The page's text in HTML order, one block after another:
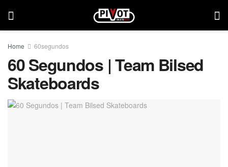
Home 60segundos
60 Segundos | Team Bilsed
Skateboards